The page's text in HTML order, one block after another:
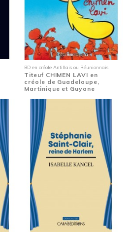
BD en créole Antillais ou Réunionnais
Titeuf CHIMEN LAVI en
créole de Guadeloupe,
Martinique et Guyane